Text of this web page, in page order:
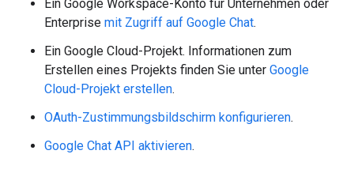
Ein Google Workspace-Konto für Unternehmen oder
Enterprise mit Zugriff auf Google Chat.
Ein Google Cloud-Projekt. Informationen zum
Erstellen eines Projekts finden Sie unter Google
Cloud-Projekt erstellen.
OAuth-Zustimmungsbildschirm konfigurieren.
Google Chat API aktivieren.